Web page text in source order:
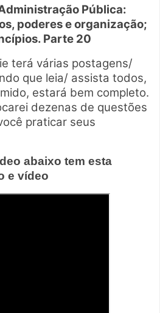
Pública:
poderes e organização;
Parte 20
terá várias postagens/
que leia/ assista todos,
estará bem completo.
dezenas de questões
praticar seus
abaixo tem esta
e vídeo